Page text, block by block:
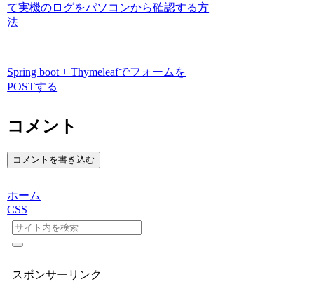
て実機のログをパソコンから確認する方
法
Spring boot + Thymeleafでフォームを
POSTする
コメント
コメントを書き込む
ホーム
CSS
スポンサーリンク